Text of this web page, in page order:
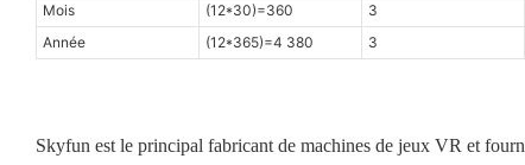
Mois
(12*30)=360 3
Année
(12*365)=4 380 3
Skyfun est le principal fabricant de machines de jeux VR et